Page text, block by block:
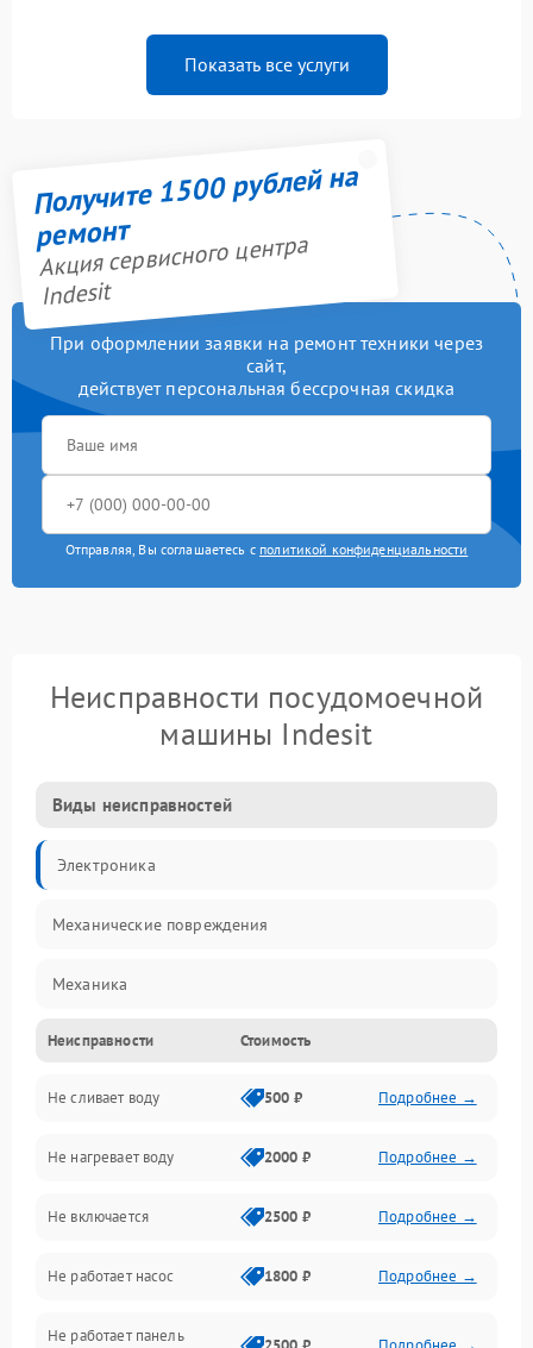
Показать все услуги
Получите 1500 рублей на
ремонт
Акция сервисного центра
Indesit
При оформлении заявки на ремонт техники через
сайт,
действует персональная бессрочная скидка
Отправляя, Вы соглашаетесь с политикой конфиденциальности
Неисправности посудомоечной
машины Indesit
Виды неисправностей
Электроника
Механические повреждения
Механика
Управление
Электропитание
Датчики
Нагрев
Вода
Гигиена
Неисправности Стоимость
Не сливает воду 500 ₽ Подробнее →
Не нагревает воду 2000 ₽ Подробнее →
Не включается 2500 ₽ Подробнее →
Не работает насос 1800 ₽ Подробнее →
Не работает панель